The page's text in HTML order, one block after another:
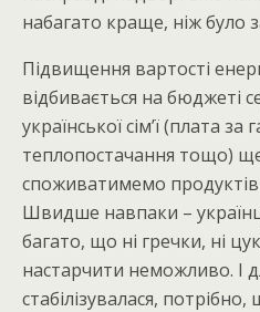
набагато краще, ніж було
Підвищення вартості
відбивається на бюджеті
української сім’ї (плата
теплопостачання тощо)
споживатимемо
Швидше навпаки –
багато, що ні гречки, ні
настарчити неможливо. І
стабілізувалася,